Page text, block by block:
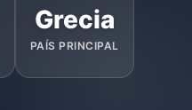
Grecia
PAÍS PRINCIPAL